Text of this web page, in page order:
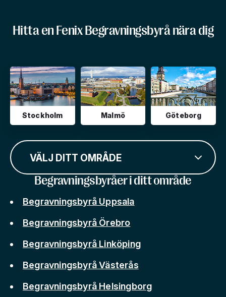
Hitta en Fenix Begravningsbyrå nära dig
Stockholm Malmö Göteborg
VÄLJ DITT OMRÅDE
Begravningsbyråer i ditt område
Begravningsbyrå Uppsala
Begravningsbyrå Örebro
Begravningsbyrå Linköping
Begravningsbyrå Västerås
Begravningsbyrå Helsingborg